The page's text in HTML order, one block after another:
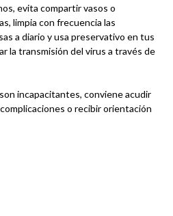
evita compartir vasos o
limpia con frecuencia las
a diario y usa preservativo en tus
la transmisión del virus a través de
incapacitantes, conviene acudir
o recibir orientación